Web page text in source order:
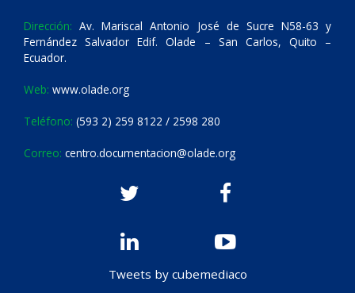
Dirección: Av. Mariscal Antonio José de Sucre N58-63 y
Fernández Salvador Edif. Olade – San Carlos, Quito –
Ecuador.
Web: www.olade.org
Teléfono: (593 2) 259 8122 / 2598 280
Correo: centro.documentacion@olade.org
Tweets by cubemediaco